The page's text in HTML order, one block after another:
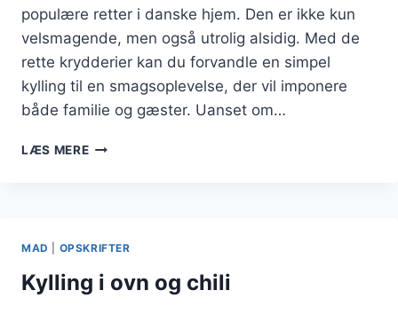
populære retter i danske hjem. Den er ikke kun
velsmagende, men også utrolig alsidig. Med de
rette krydderier kan du forvandle en simpel
kylling til en smagsoplevelse, der vil imponere
både familie og gæster. Uanset om…
LÆS MEREKYLLING
RET
EKSTRA
MAD OPSKRIFTER
Kylling i ovn og chili